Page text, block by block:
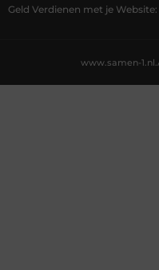
Geld Verdienen met je
www.samen-1.nl.